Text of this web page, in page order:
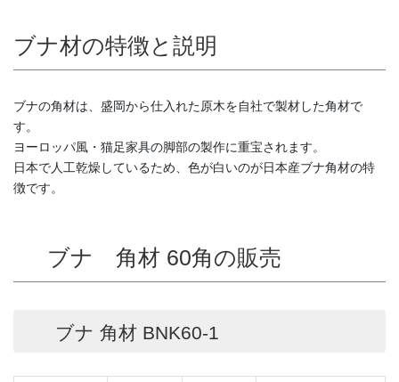
ブナ材の特徴と説明
ブナの角材は、盛岡から仕入れた原木を自社で製材した角材で
す。
ヨーロッパ風・猫足家具の脚部の製作に重宝されます。
日本で人工乾燥しているため、色が白いのが日本産ブナ角材の特
徴です。
ブナ 角材 60角の販売
ブナ 角材 BNK60-1